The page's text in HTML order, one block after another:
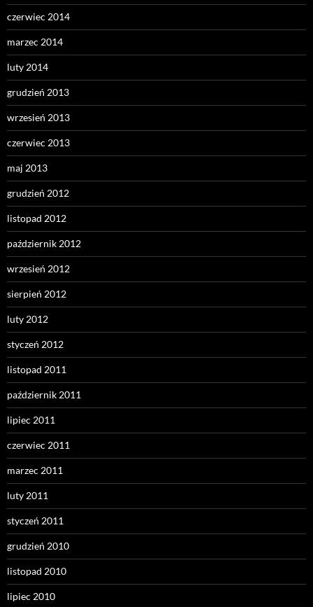
czerwiec 2014
marzec 2014
luty 2014
grudzień 2013
wrzesień 2013
czerwiec 2013
maj 2013
grudzień 2012
listopad 2012
październik 2012
wrzesień 2012
sierpień 2012
luty 2012
styczeń 2012
listopad 2011
październik 2011
lipiec 2011
czerwiec 2011
marzec 2011
luty 2011
styczeń 2011
grudzień 2010
listopad 2010
lipiec 2010